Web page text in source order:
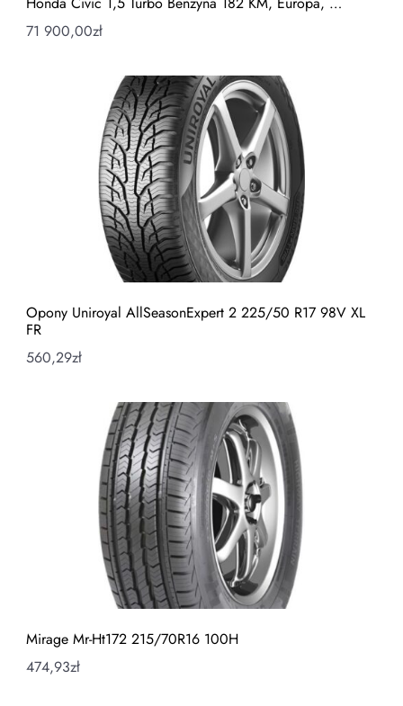
71 900,00zł
Opony Uniroyal AllSeasonExpert 2 225/50 R17 98V XL
FR
560,29zł
Mirage Mr-Ht172 215/70R16 100H
474,93zł